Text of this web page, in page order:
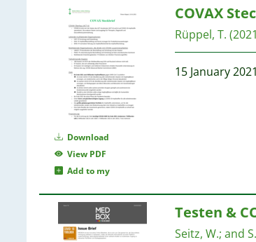
Download
View PDF
Add to my
COVAX
Rüppel, T.
15 January 2021
Testen &
Seitz, W.; and